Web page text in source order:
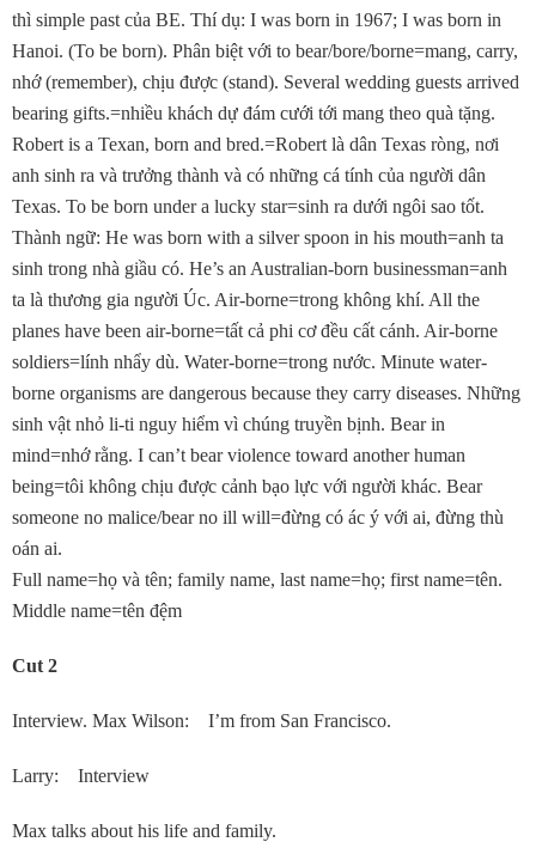
thì simple past của BE. Thí dụ: I was born in 1967; I was born in
Hanoi. (To be born). Phân biệt với to bear/bore/borne=mang, carry,
nhớ (remember), chịu được (stand). Several wedding guests arrived
bearing gifts.=nhiều khách dự đám cưới tới mang theo quà tặng.
Robert is a Texan, born and bred.=Robert là dân Texas ròng, nơi
anh sinh ra và trưởng thành và có những cá tính của người dân
Texas. To be born under a lucky star=sinh ra dưới ngôi sao tốt.
Thành ngữ: He was born with a silver spoon in his mouth=anh ta
sinh trong nhà giầu có. He’s an Australian-born businessman=anh
ta là thương gia người Úc. Air-borne=trong không khí. All the
planes have been air-borne=tất cả phi cơ đều cất cánh. Air-borne
soldiers=lính nhẩy dù. Water-borne=trong nước. Minute water-
borne organisms are dangerous because they carry diseases. Những
sinh vật nhỏ li-ti nguy hiểm vì chúng truyền bịnh. Bear in
mind=nhớ rằng. I can’t bear violence toward another human
being=tôi không chịu được cảnh bạo lực với người khác. Bear
someone no malice/bear no ill will=đừng có ác ý với ai, đừng thù
oán ai.
Full name=họ và tên; family name, last name=họ; first name=tên.
Middle name=tên đệm
Cut 2
Interview. Max Wilson: I’m from San Francisco.
Larry: Interview
Max talks about his life and family.